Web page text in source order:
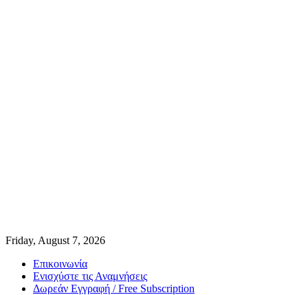
Friday, August 7, 2026
Επικοινωνία
Ενισχύστε τις Αναμνήσεις
Δωρεάν Εγγραφή / Free Subscription